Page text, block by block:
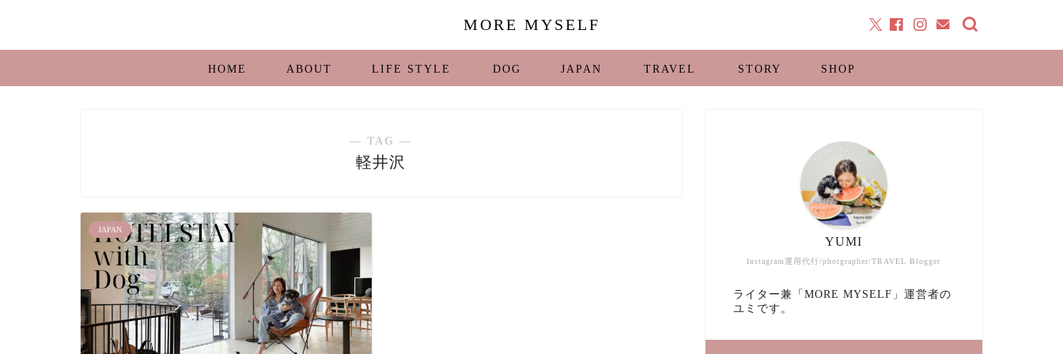
MORE MYSELF
HOME ABOUT LIFE STYLE DOG JAPAN TRAVEL STORY SHOP
― TAG ―
軽井沢
JAPAN
Instagram運用代行/photgrapher/TRAVEL Blogger
YUMI
ライター兼「MORE MYSELF」運営者の
ユミです。